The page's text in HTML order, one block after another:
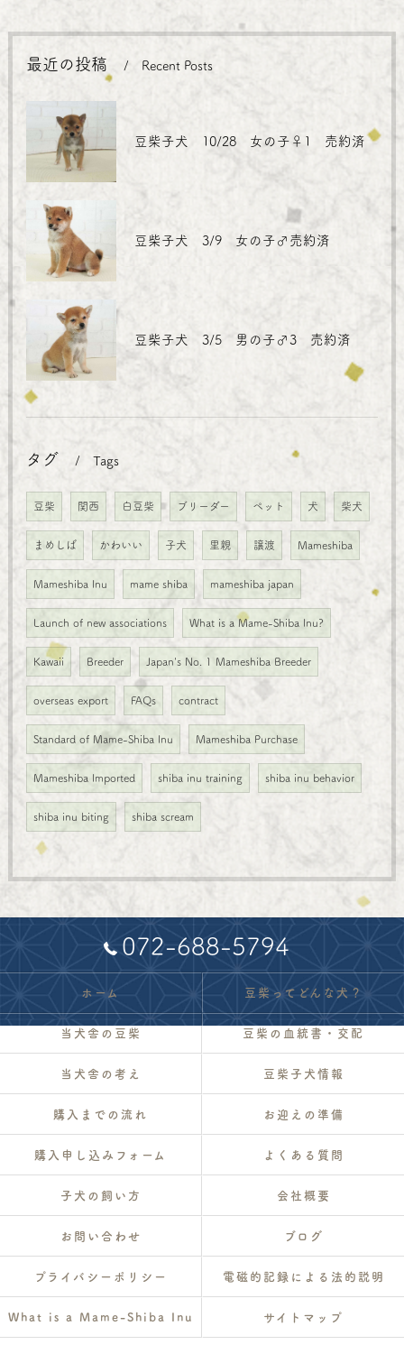
最近の投稿 Recent Posts
豆柴子犬 10/28 女の子♀1 売約済
豆柴子犬 3/9 女の子♂売約済
豆柴子犬 3/5 男の子♂3 売約済
タグ Tags
豆柴 関西 白豆柴 ブリーダー ペット 犬 柴犬
まめしば かわいい 子犬 里親 譲渡 Mameshiba
Mameshiba Inu mame shiba mameshiba japan
Launch of new associations What is a Mame-Shiba Inu?
Kawaii Breeder Japan's No. 1 Mameshiba Breeder
overseas export FAQs contract
Standard of Mame-Shiba Inu Mameshiba Purchase
Mameshiba Imported shiba inu training shiba inu behavior
shiba inu biting shiba scream
072-688-5794
ホーム 豆柴ってどんな犬？
当犬舎の豆柴 豆柴の血統書・交配
当犬舎の考え 豆柴子犬情報
購入までの流れ お迎えの準備
購入申し込みフォーム よくある質問
子犬の飼い方 会社概要
お問い合わせ ブログ
プライバシーポリシー 電磁的記録による法的説明
What is a Mame-Shiba Inu サイトマップ